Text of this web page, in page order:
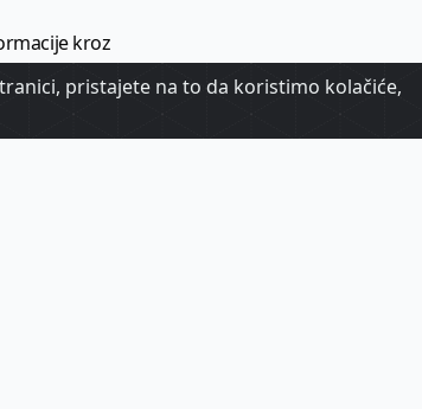
kroz
pristajete na to da koristimo kolačiće,